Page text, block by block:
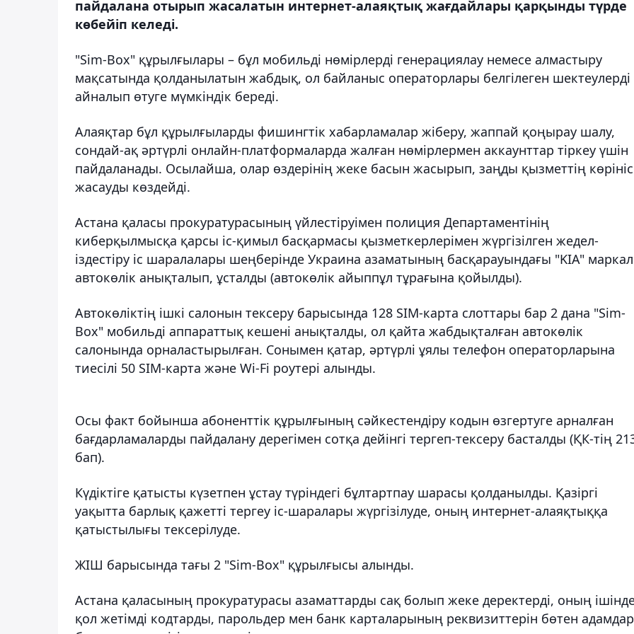
пайдалана отырып жасалатын интернет-алаяқтық жағдайлары қарқынды түрде
көбейіп келеді.
"Sim-Box" құрылғылары – бұл мобильді нөмірлерді генерациялау немесе алмастыру
мақсатында қолданылатын жабдық, ол байланыс операторлары белгілеген шектеулерді
айналып өтуге мүмкіндік береді.
Алаяқтар бұл құрылғыларды фишингтік хабарламалар жіберу, жаппай қоңырау шалу,
сондай-ақ әртүрлі онлайн-платформаларда жалған нөмірлермен аккаунттар тіркеу үшін
пайдаланады. Осылайша, олар өздерінің жеке басын жасырып, заңды қызметтің
жасауды көздейді.
Астана қаласы прокуратурасының үйлестіруімен полиция Департаментінің
киберқылмысқа қарсы іс-қимыл басқармасы қызметкерлерімен жүргізілген жедел-
іздестіру іс шаралалары шеңберінде Украина азаматының басқарауындағы "KIA"
автокөлік анықталып, ұсталды (автокөлік айыппұл тұрағына қойылды).
Автокөліктің ішкі салонын тексеру барысында 128 SIM-карта слоттары бар 2 дана "Sim-
Box" мобильді аппараттық кешені анықталды, ол қайта жабдықталған автокөлік
салонында орналастырылған. Сонымен қатар, әртүрлі ұялы телефон операторларына
тиесілі 50 SIM-карта және Wi-Fi роутері алынды.
Осы факт бойынша абоненттiк құрылғының сәйкестендiру кодын өзгертуге арналған
бағдарламаларды пайдалану дерегімен сотқа дейінгі тергеп-тексеру басталды (ҚК-тің
бап).
Күдіктіге қатысты күзетпен ұстау түріндегі бұлтартпау шарасы қолданылды. Қазіргі
уақытта барлық қажетті тергеу іс-шаралары жүргізілуде, оның интернет-алаяқтыққа
қатыстылығы тексерілуде.
ЖІШ барысында тағы 2 "Sim-Box" құрылғысы алынды.
Астана қаласының прокуратурасы азаматтарды сақ болып жеке деректерді, оның
қол жетімді кодтарды, парольдер мен банк карталарының реквизиттерін бөтен